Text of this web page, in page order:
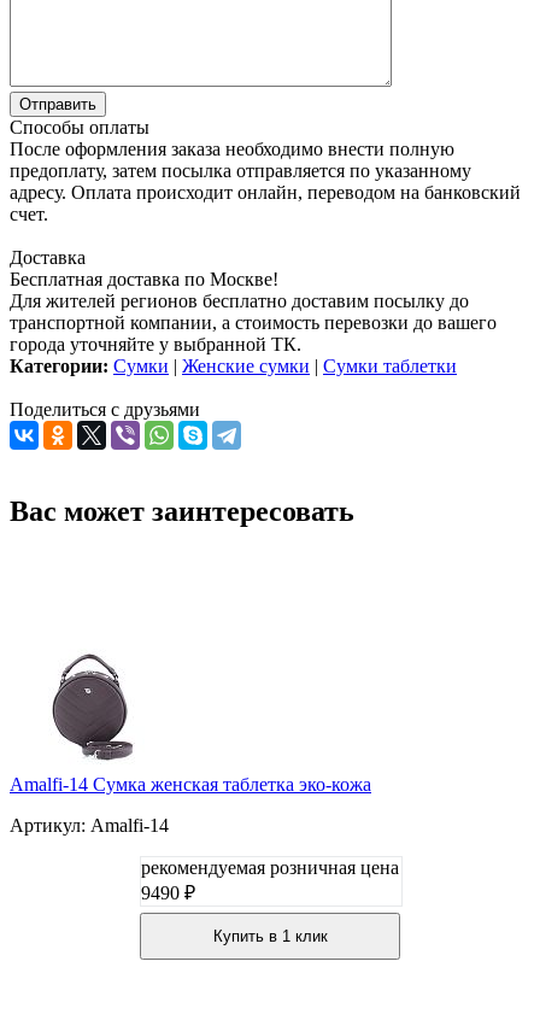
Способы оплаты
После оформления заказа необходимо внести полную
предоплату, затем посылка отправляется по указанному
адресу. Оплата происходит онлайн, переводом на банковский
счет.
Доставка
Бесплатная доставка по Москве!
Для жителей регионов бесплатно доставим посылку до
транспортной компании, а стоимость перевозки до вашего
города уточняйте у выбранной ТК.
Категории: Сумки | Женские сумки | Сумки таблетки
Поделиться с друзьями
Вас может заинтересовать
Amalfi-14 Сумка женская таблетка эко-кожа
Артикул: Amalfi-14
рекомендуемая розничная цена
9490 ₽
Купить в 1 клик